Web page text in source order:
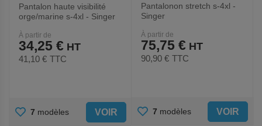
Pantalon haute visibilité
orge/marine s-4xl - Singer
À partir de
34,25 €
41,10 € TTC
AJOUTER
7 modèles VOIR
Pantalonon stretch s-4xl -
Singer
À partir de
75,75 €
90,90 € TTC
AJOUTER
7 modèles VOIR